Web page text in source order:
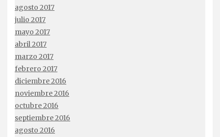
agosto 2017
julio 2017
mayo 2017
abril 2017
marzo 2017
febrero 2017
diciembre 2016
noviembre 2016
octubre 2016
septiembre 2016
agosto 2016